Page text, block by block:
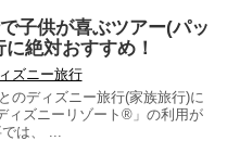
子供が喜ぶツアー(パッ
絶対おすすめ！
ズニー旅行
のディズニー旅行(家族旅行)に
ィズニーリゾート®」の利用が
は、 ...